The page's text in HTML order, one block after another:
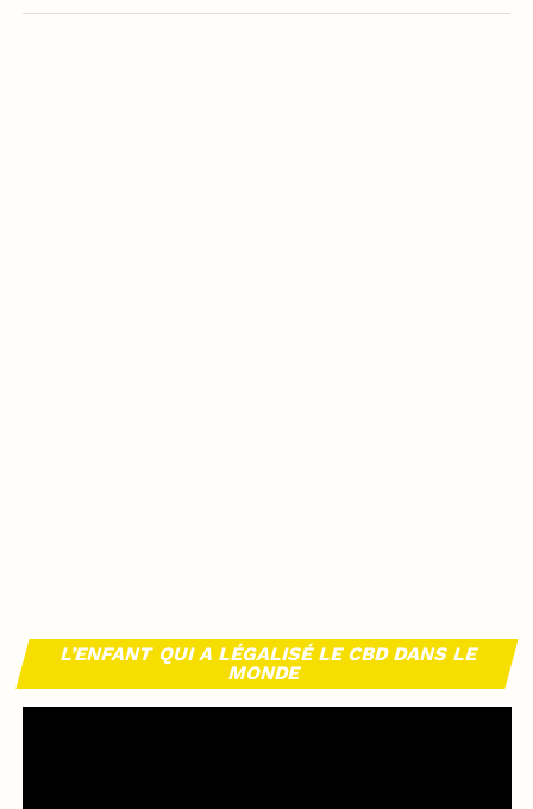
L’ENFANT QUI A LÉGALISÉ LE CBD DANS LE
MONDE